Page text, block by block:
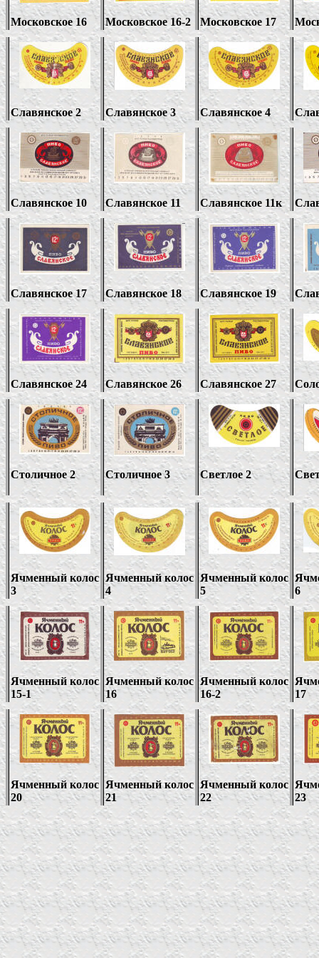
Московское 16 Московское 16-2 Московское 17
Славянское 2 Славянское 3 Славянское 4
Славянское 10 Славянское 11 Славянское 11к
Славянское 17 Славянское 18 Славянское 19
Славянское 24 Славянское 26 Славянское 27
Столичное 2 Столичное 3 Светлое 2
Ячменный колос
3
Ячменный колос
4
Ячменный колос
5
6
Ячменный колос
15-1
Ячменный колос
16
Ячменный колос
16-2
17
Ячменный колос
20
Ячменный колос
21
Ячменный колос
22
23